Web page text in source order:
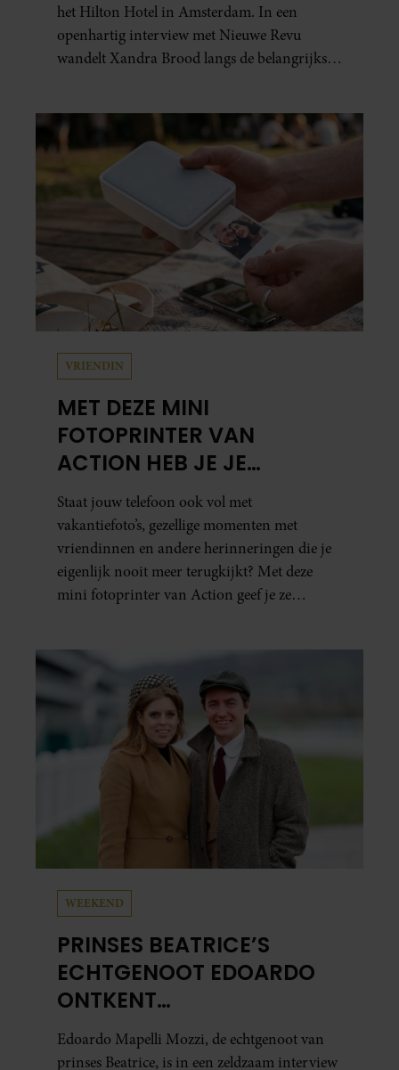
het Hilton Hotel in Amsterdam. In een
openhartig interview met Nieuwe Revu
wandelt Xandra Brood langs de belangrijkste
Leidsedwarsstraat roept een stortvloed aan
herinneringen op. Daar begon hun leven
samen en werd dochter Lola geboren.
VRIENDIN
MET DEZE MINI
FOTOPRINTER VAN
ACTION HEB JE JE
FAVORIETE FOTO’S BINNEN
ÉÉN MINUUT IN HANDEN
Staat jouw telefoon ook vol met
vakantiefoto’s, gezellige momenten met
vriendinnen en andere herinneringen die je
eigenlijk nooit meer terugkijkt? Met deze
mini fotoprinter van Action geef je ze
al in handen.
WEEKEND
PRINSES BEATRICE’S
ECHTGENOOT EDOARDO
ONTKENT
HUWELIJKSPROBLEMEN
Edoardo Mapelli Mozzi, de echtgenoot van
prinses Beatrice, is in een zeldzaam interview